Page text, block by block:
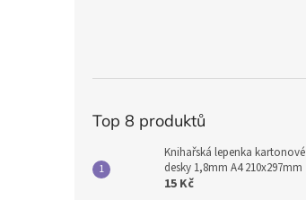
Top 8 produktů
Knihařská lepenka kartonové
desky 1,8mm A4 210x297mm
15 Kč